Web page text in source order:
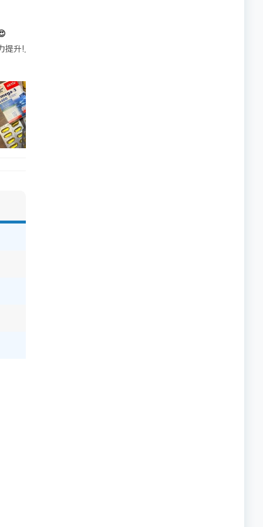
帶的行動電源機身已標示「10000mAh」，卻仍被要求當場丟
提升!｣ 長時間對住電腦､剪片寫稿,成日覺得眼睛乾澀､腦袋好似｢斷